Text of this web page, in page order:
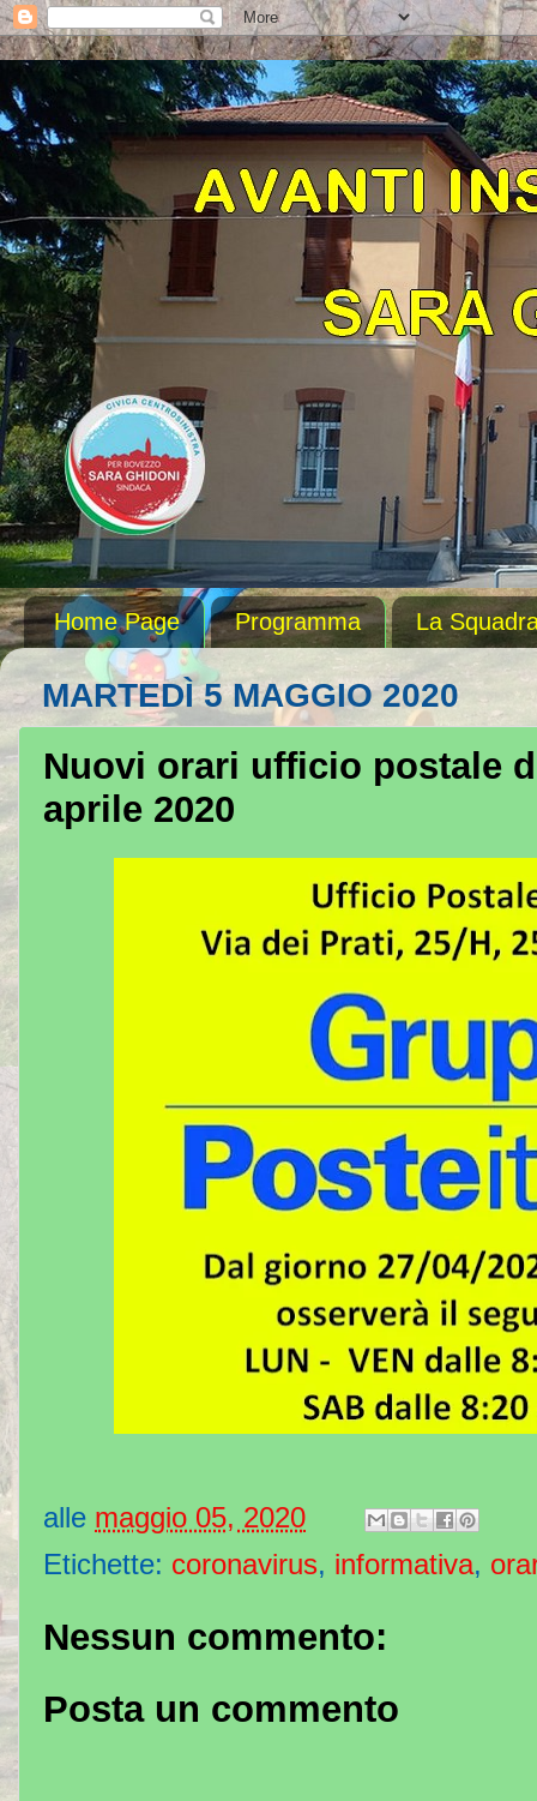
Home Page Programma La
MARTEDÌ 5 MAGGIO 2020
Nuovi orari ufficio postale
aprile 2020
alle maggio 05, 2020
Etichette: coronavirus, informativa,
Nessun commento:
Posta un commento